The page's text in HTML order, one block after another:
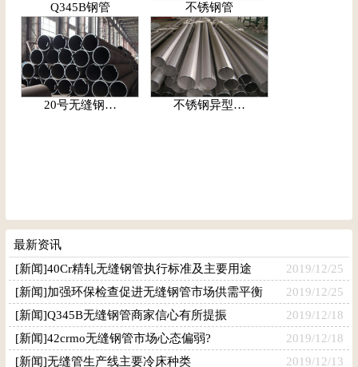
Q345B钢管 不锈钢管
20号无缝钢… 不锈钢异型…
最新资讯
[新闻]40Cr精轧无缝钢管执行标准及主要用途
2019/12/25
[新闻]加强环保检查促进无缝钢管市场供需平衡
2019/12/25
[新闻]Q345B无缝钢管商家信心有所提振
2019/12/18
[新闻]42crmo无缝钢管市场心态偏弱?
2019/12/18
[新闻]无缝管生产线主要冷床种类
2019/12/13